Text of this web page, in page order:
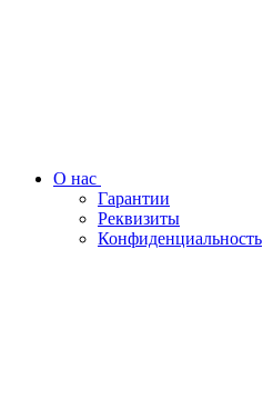
О нас
Гарантии
Реквизиты
Конфиденциальность